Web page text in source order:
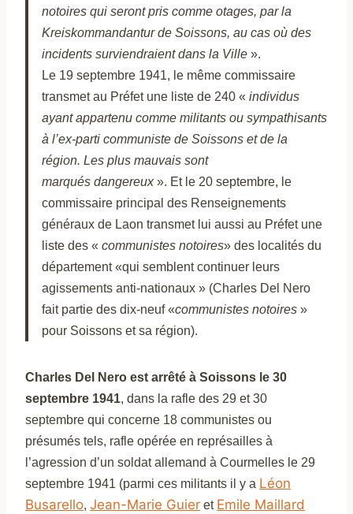
notoires qui seront pris comme otages, par la
Kreiskommandantur de Soissons, au cas où des
incidents surviendraient dans la Ville ».
Le 19 septembre 1941, le même commissaire
transmet au Préfet une liste de 240 « individus
ayant appartenu comme militants ou sympathisants
à l’ex-parti communiste de Soissons et de la
région. Les plus mauvais sont
marqués dangereux». Et le 20 septembre, le
commissaire principal des Renseignements
généraux de Laon transmet lui aussi au Préfet une
liste des « communistes notoires» des localités du
département «qui semblent continuer leurs
agissements anti-nationaux » (Charles Del Nero
fait partie des dix-neuf «communistes notoires »
pour Soissons et sa région).
Charles Del Nero est arrêté à Soissons le 30
septembre 1941, dans la rafle des 29 et 30
septembre qui concerne 18 communistes ou
présumés tels, rafle opérée en représailles à
l’agression d’un soldat allemand à Courmelles le 29
septembre 1941 (parmi ces militants il y a Léon
Busarello, Jean-Marie Guier et Emile Maillard